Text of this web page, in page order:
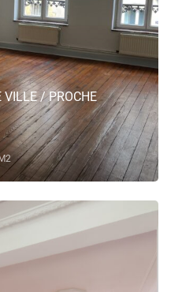
/ PROCHE